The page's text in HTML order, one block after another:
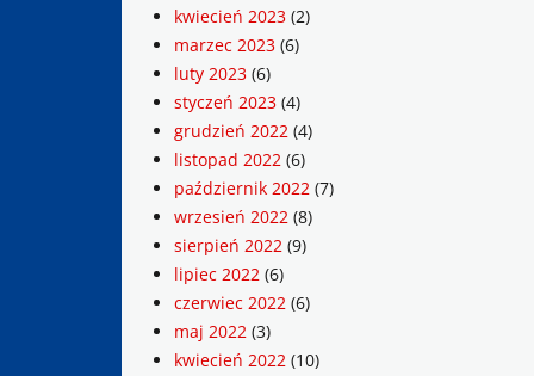
kwiecień 2023 (2)
marzec 2023 (6)
luty 2023 (6)
styczeń 2023 (4)
grudzień 2022 (4)
listopad 2022 (6)
październik 2022 (7)
wrzesień 2022 (8)
sierpień 2022 (9)
lipiec 2022 (6)
czerwiec 2022 (6)
maj 2022 (3)
kwiecień 2022 (10)